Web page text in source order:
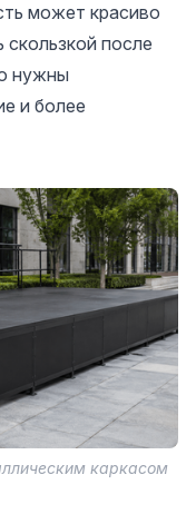
может красиво
после
нужны
и более
каркасом